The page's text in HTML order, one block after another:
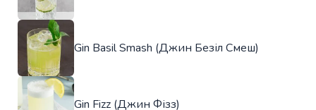
Gin Basil Smash (Джин Безіл Смеш)
Gin Fizz (Джин Фізз)